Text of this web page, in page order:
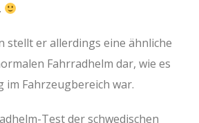
stellt er allerdings eine ähnliche
Fahrradhelm dar, wie es
im Fahrzeugbereich war.
Test der schwedischen